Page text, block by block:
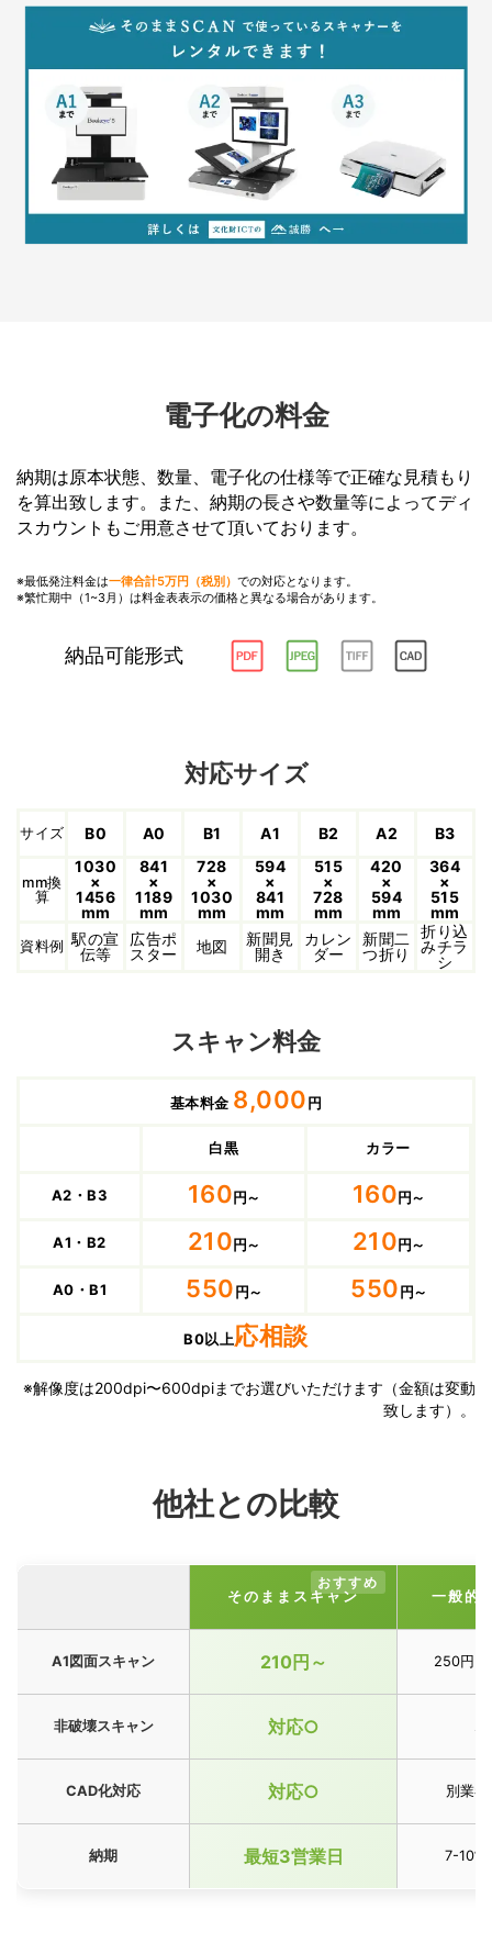
電子化の料金
納期は原本状態、数量、電子化の仕様等で正確な見積もり
を算出致します。また、納期の長さや数量等によってディ
スカウントもご用意させて頂いております。
※最低発注料金は一律合計5万円（税別） での対応となります。
※繁忙期中（1~3月）は料金表表示の価格と異なる場合があります。
納品可能形式
対応サイズ
サイズ B0 A0 B1 A1 B2 A2 B3
mm換
算
1030
×
1456
mm
841
×
1189
mm
728
×
1030
mm
594
×
841
mm
515
×
728
mm
420
×
594
mm
364
×
515
mm
資料例 駅の宣
伝等
広告ポ
スター
地図
新聞見
開き
カレン
ダー
新聞二
つ折り
折り込
みチラ
シ
スキャン料金
基本料金 8,000円
白黒 カラー
A2・B3 160円～ 160円～
A1・B2 210円～ 210円～
A0・B1 550円～ 550円～
B0以上応相談
※解像度は200dpi〜600dpiまでお選びいただけます（金額は変動
致します）。
他社との比較
そのままスキャン 一般的
A1図面スキャン 210円～ 250円
非破壊スキャン 対応○ △
CAD化対応 対応○ 別業者
納期 最短3営業日 7-10営